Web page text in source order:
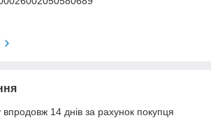
14 днів за рахунок покупця